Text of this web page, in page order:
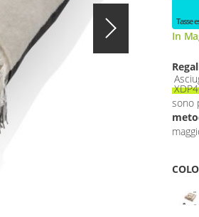
In
sono